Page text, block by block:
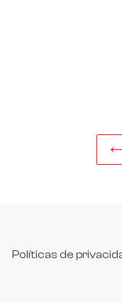
Políticas de